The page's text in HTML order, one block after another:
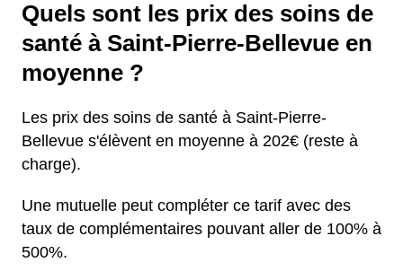
Quels sont les prix des soins de
santé à Saint-Pierre-Bellevue en
moyenne ?
Les prix des soins de santé à Saint-Pierre-
Bellevue s'élèvent en moyenne à 202€ (reste à
charge).
Une mutuelle peut compléter ce tarif avec des
taux de complémentaires pouvant aller de 100% à
500%.